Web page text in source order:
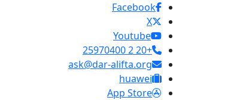
Facebook
X
Youtube
+20 2 25970400
ask@dar-alifta.org
huawei
App Store